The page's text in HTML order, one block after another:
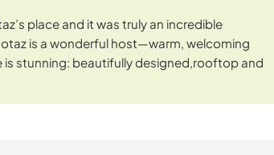
place and it was truly an incredible
is a wonderful host—warm, welcoming
is stunning: beautifully designed,rooftop and